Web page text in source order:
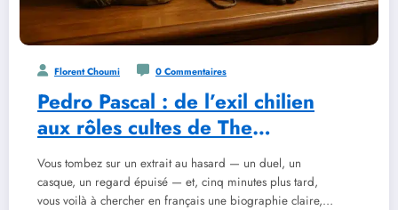
Florent Choumi 0 Commentaires
Pedro Pascal : de l’exil chilien
aux rôles cultes de The
Mandalorian et The Last of Us
Vous tombez sur un extrait au hasard — un duel, un
casque, un regard épuisé — et, cinq minutes plus tard,
vous voilà à chercher en français une biographie claire,…